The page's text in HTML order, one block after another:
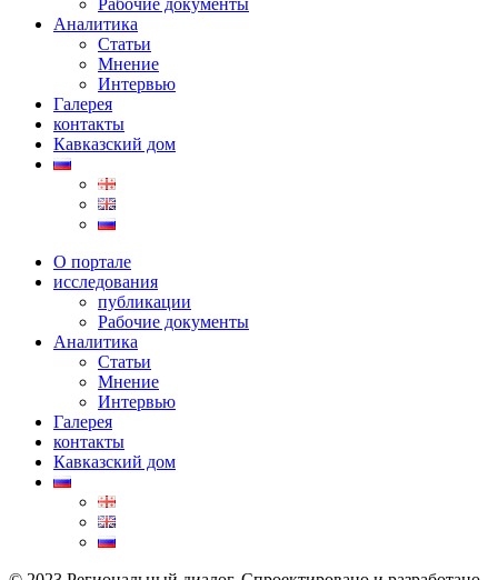
Рабочие документы
Аналитика
Статьи
Мнение
Интервью
Галерея
контакты
Кавказский дом
О портале
исследования
публикации
Рабочие документы
Аналитика
Статьи
Мнение
Интервью
Галерея
контакты
Кавказский дом